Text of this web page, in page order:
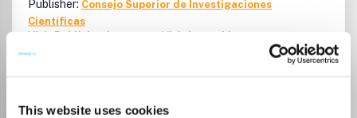
This website uses cookies
Publisher: Consejo Superior de Investigaciones
Científicas
Visit Publisher homepage Visit journal homepage
Which options do I have for my